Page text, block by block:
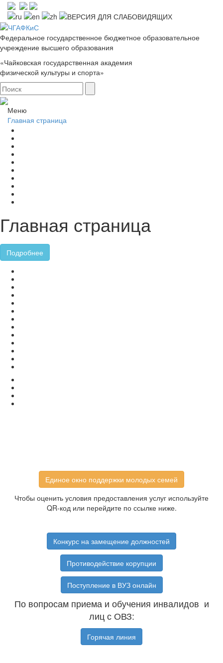
Федеральное государственное бюджетное образовательное
учреждение высшего образования
«Чайковская государственная академия
физической культуры и спорта»
Меню
Главная страница
Главная страница
Подробнее
Единое окно поддержки молодых семей
Чтобы оценить условия предоставления услуг используйте
QR-код или перейдите по ссылке ниже.
Конкурс на замещение должностей
Противодействие корупции
Поступление в ВУЗ онлайн
По вопросам приема и обучения инвалидов и
лиц с ОВЗ:
Горячая линия